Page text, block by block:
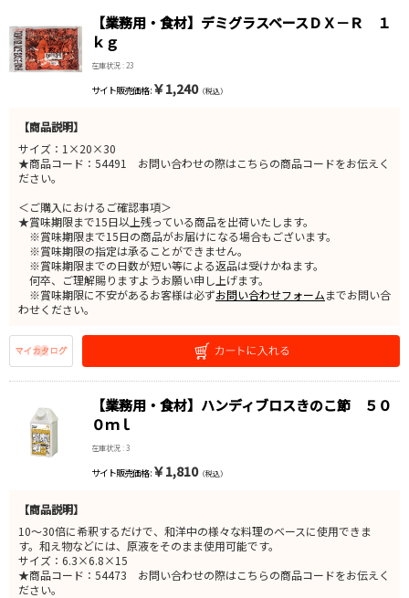
【業務用・食材】デミグラスベースＤＸ－Ｒ １
ｋｇ
在庫状況 : 23
サイト販売価格 : ￥1,240（税込）
【商品説明】
サイズ：1×20×30
★商品コード：54491 お問い合わせの際はこちらの商品コードをお伝えく
ださい。
＜ご購入におけるご確認事項＞
★賞味期限まで15日以上残っている商品を出荷いたします。
※賞味期限まで15日の商品がお届けになる場合もございます。
※賞味期限の指定は承ることができません。
※賞味期限までの日数が短い等による返品は受けかねます。
何卒、ご理解賜りますようお願い申し上げます。
※賞味期限に不安があるお客様は必ずお問い合わせフォームまでお問い合
わせください。
【業務用・食材】ハンディブロスきのこ節 ５０
０ｍｌ
在庫状況 : 3
サイト販売価格 : ￥1,810（税込）
【商品説明】
10～30倍に希釈するだけで、和洋中の様々な料理のベースに使用できま
す。和え物などには、原液をそのまま使用可能です。
サイズ：6.3×6.8×15
★商品コード：54473 お問い合わせの際はこちらの商品コードをお伝えく
ださい。